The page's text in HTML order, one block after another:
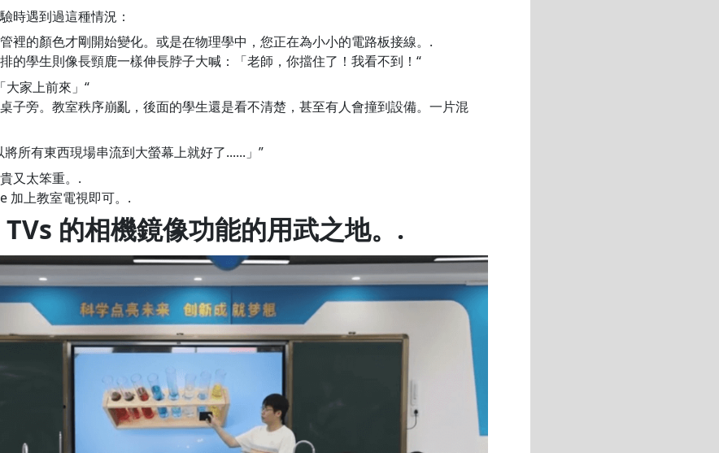
時遇到過這種情況：
裡的顏色才剛開始變化。或是在物理學中，您正在為小小的電路板接線。.
的學生則像長頸鹿一樣伸長脖子大喊：「老師，你擋住了！我看不到！“
大家上前來」“
子旁。教室秩序崩亂，後面的學生還是看不清楚，甚至有人會撞到設備。一片混
所有東西現場串流到大螢幕上就好了......」”
又太笨重。.
加上教室電視即可。.
的相機鏡像功能的用武之地。.